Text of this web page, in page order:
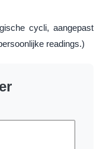
cycli, aangepast
readings.)